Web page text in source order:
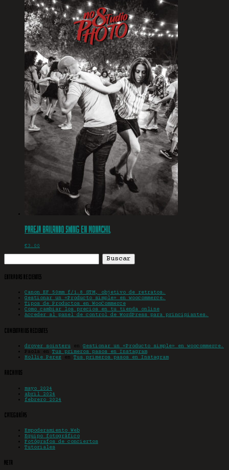
Pareja bailando swing en Monachil
€3.00
Buscar:
Entradas recientes
Canon EF 50mm f/1.8 STM, objetivo de retratos.
Gestionar un «Producto simple» en woocommerce.
Tipos de Productos en WooCommerce
Como cambiar los precios en tu tienda online
Acceder al panel de control de WordPress para principiantes.
Comentarios recientes
drover sointeru en Gestionar un «Producto simple» en woocommerce.
Paola en Tus primeros pasos en Instagram
Hollie Perez en Tus primeros pasos en Instagram
Archivos
mayo 2024
abril 2024
febrero 2024
Categorías
Empoderamiento Web
Equipo fotográfico
Fotógrafos de conciertos
Tutoriales
Meta